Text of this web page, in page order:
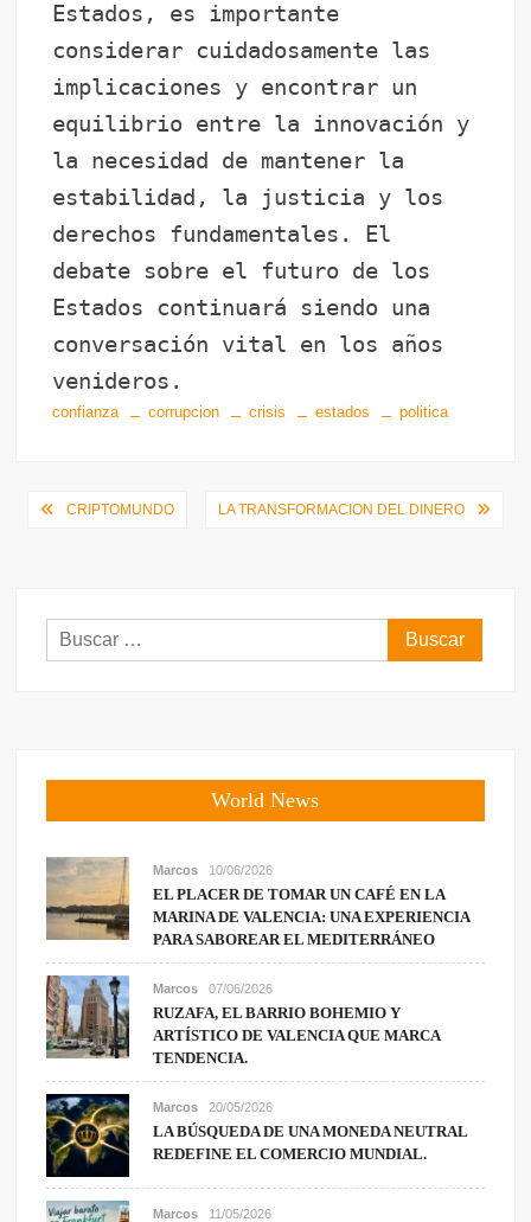
Estados, es importante
considerar cuidadosamente las
implicaciones y encontrar un
equilibrio entre la innovación y
la necesidad de mantener la
estabilidad, la justicia y los
derechos fundamentales. El
debate sobre el futuro de los
Estados continuará siendo una
conversación vital en los años
venideros.
confianza corrupcion crisis estados politica
Navegación
CRIPTOMUNDO LA TRANSFORMACION DEL DINERO
Buscar:
World News
Marcos 10/06/2026
EL PLACER DE TOMAR UN CAFÉ EN LA
MARINA DE VALENCIA: UNA EXPERIENCIA
PARA SABOREAR EL MEDITERRÁNEO
Marcos 07/06/2026
RUZAFA, EL BARRIO BOHEMIO Y
ARTÍSTICO DE VALENCIA QUE MARCA
TENDENCIA.
Marcos 20/05/2026
LA BÚSQUEDA DE UNA MONEDA NEUTRAL
REDEFINE EL COMERCIO MUNDIAL.
Marcos 11/05/2026